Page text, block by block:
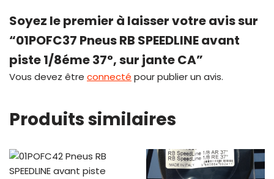
Soyez le premier à laisser votre avis sur
“01POFC37 Pneus RB SPEEDLINE avant
piste 1/8éme 37°, sur jante CA”
Vous devez être connecté pour publier un avis.
Produits similaires